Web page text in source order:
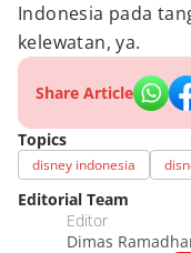
Indonesia pada
kelewatan, ya.
Share Article
Topics
disney indonesia
Editorial Team
Editor
Dimas